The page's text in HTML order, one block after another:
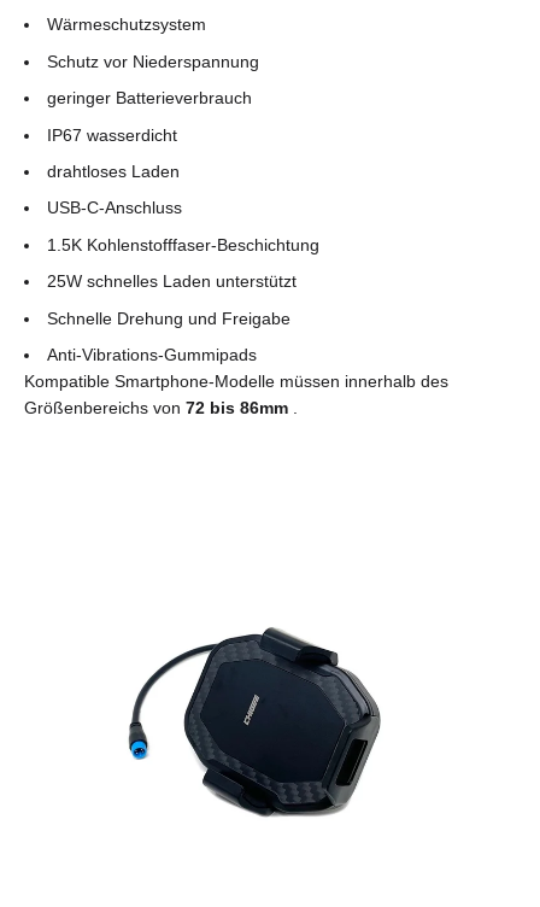
Wärmeschutzsystem
Schutz vor Niederspannung
geringer Batterieverbrauch
IP67 wasserdicht
drahtloses Laden
USB-C-Anschluss
1.5K Kohlenstofffaser-Beschichtung
25W schnelles Laden unterstützt
Schnelle Drehung und Freigabe
Anti-Vibrations-Gummipads
Kompatible Smartphone-Modelle müssen innerhalb des
Größenbereichs von 72 bis 86mm